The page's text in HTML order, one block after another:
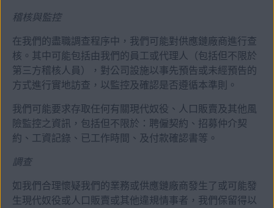
稽核與監控
在我們的盡職調查程序中，我們可能對供應鏈廠商進行查
核。其中可能包括由我們的員工或代理人（包括但不限於
第三方稽核人員），對公司設施以事先預告或未經預告的
方式進行實地訪查，以監控及確認是否遵循本準則。
我們可能要求存取任何有關現代奴役、人口販賣及其他風
險監控之資訊，包括但不限於：聘僱契約、招募仲介契
約、工資記錄、已工作時間、及付款確認書等。
調查
如我們合理懷疑我們的業務或供應鏈廠商發生了或可能發
生現代奴役或人口販賣或其他違規情事者，我們保留得以